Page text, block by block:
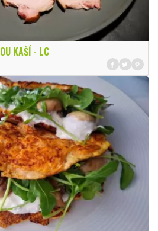
KAŠÍ - LC